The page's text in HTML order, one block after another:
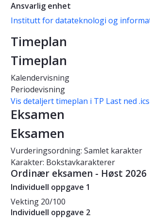
Ansvarlig enhet
Institutt for datateknologi og
Timeplan
Timeplan
Kalendervisning
Periodevisning
Vis detaljert timeplan i TP Last ned
Eksamen
Eksamen
Vurderingsordning: Samlet karakter
Karakter: Bokstavkarakterer
Ordinær eksamen - Høst 2026
Individuell oppgave 1
Vekting 20/100
Individuell oppgave 2